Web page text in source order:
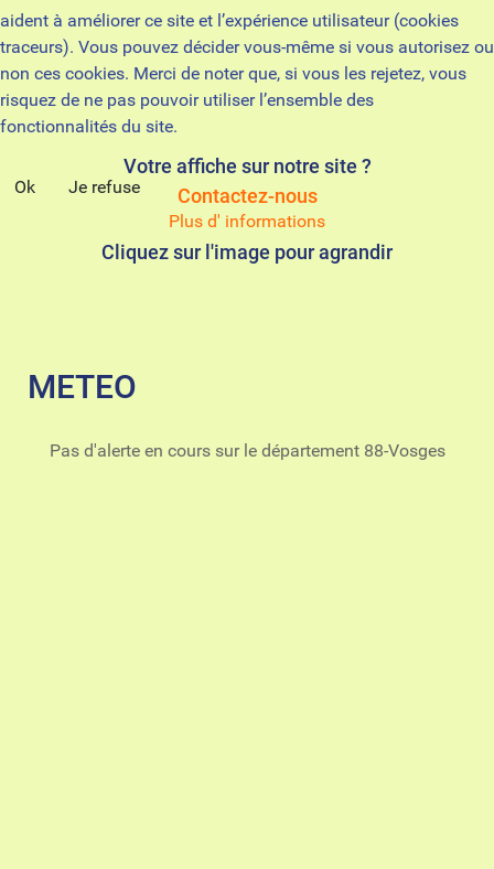
Votre affiche sur notre site ?
Contactez-nous
Cliquez sur l'image pour agrandir
METEO
Pas d'alerte en cours sur le département 88-Vosges
aident à améliorer ce site et l’expérience utilisateur (cookies
traceurs). Vous pouvez décider vous-même si vous autorisez ou
non ces cookies. Merci de noter que, si vous les rejetez, vous
risquez de ne pas pouvoir utiliser l’ensemble des
fonctionnalités du site.
Ok
Je refuse
Plus d' informations